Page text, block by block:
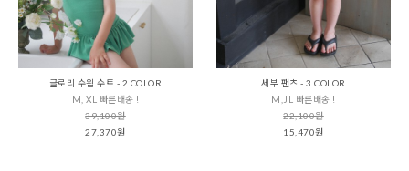
글로리 수읨 수트 - 2 COLOR
M, XL 빠른배송 !
39,100원
27,370원
세부 팬츠 - 3 COLOR
M,JL 빠른배송 !
22,100원
15,470원